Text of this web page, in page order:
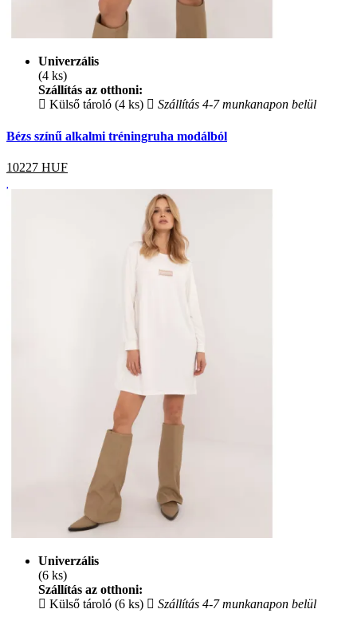
Univerzális
(4 ks)
Szállítás az otthoni:
Külső tároló (4 ks)
Szállítás 4-7 munkanapon belül
Bézs színű alkalmi tréningruha modálból
10227 HUF
Univerzális
(6 ks)
Szállítás az otthoni:
Külső tároló (6 ks)
Szállítás 4-7 munkanapon belül